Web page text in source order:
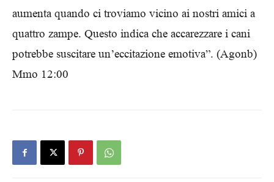
aumenta quando ci troviamo vicino ai nostri amici a
quattro zampe. Questo indica che accarezzare i cani
potrebbe suscitare un’eccitazione emotiva”. (Agonb)
Mmo 12:00